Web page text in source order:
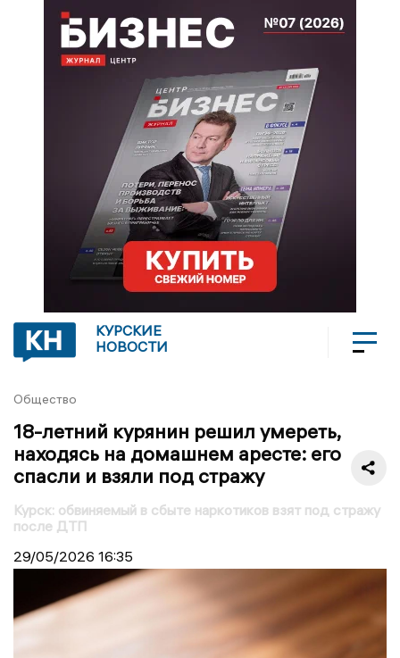
КУРСКИЕ
НОВОСТИ
Общество
18-летний курянин решил умереть,
находясь на домашнем аресте: его
спасли и взяли под стражу
Курск: обвиняемый в сбыте наркотиков взят под стражу
после ДТП
29/05/2026 16:35